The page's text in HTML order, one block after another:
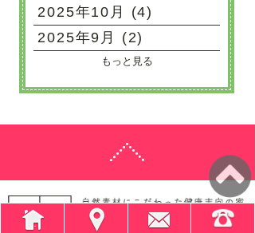
2025年10月 (4)
2025年9月 (2)
もっと見る